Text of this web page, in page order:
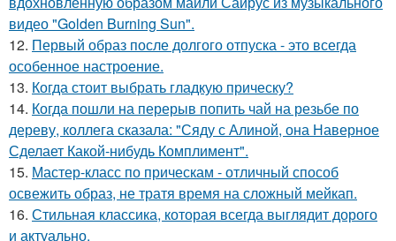
видео "Golden Burning Sun".
12. Первый образ после долгого отпуска - это всегда
особенное настроение.
13. Когда стоит выбрать гладкую прическу?
14. Когда пошли на перерыв попить чай на резьбе по
дереву, коллега сказала: "Сяду с Алиной, она Наверное
Сделает Какой-нибудь Комплимент".
15. Мастер-класс по прическам - отличный способ
освежить образ, не тратя время на сложный мейкап.
16. Стильная классика, которая всегда выглядит дорого
и актуально.